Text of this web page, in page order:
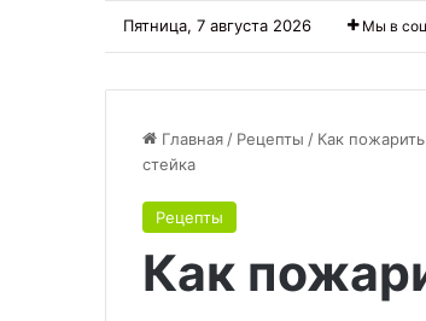
Пятница, 7 августа 2026 Мы в
Главная / Рецепты / Как
стейка
Рецепты
Как